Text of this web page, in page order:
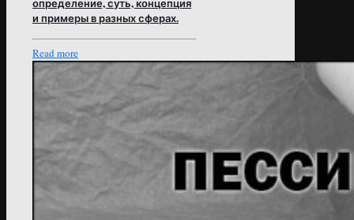
и примеры в разных сферах.
Read more